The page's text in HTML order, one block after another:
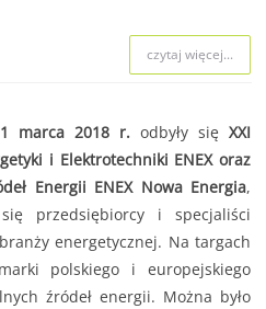
czytaj więcej...
marca 2018 r. odbyły sięXXI
i Elektrotechniki ENEX oraz
Energii ENEX Nowa Energia,
przedsiębiorcy i specjaliści
energetycznej. Na targach
polskiego i europejskiego
źródeł energii. Można było